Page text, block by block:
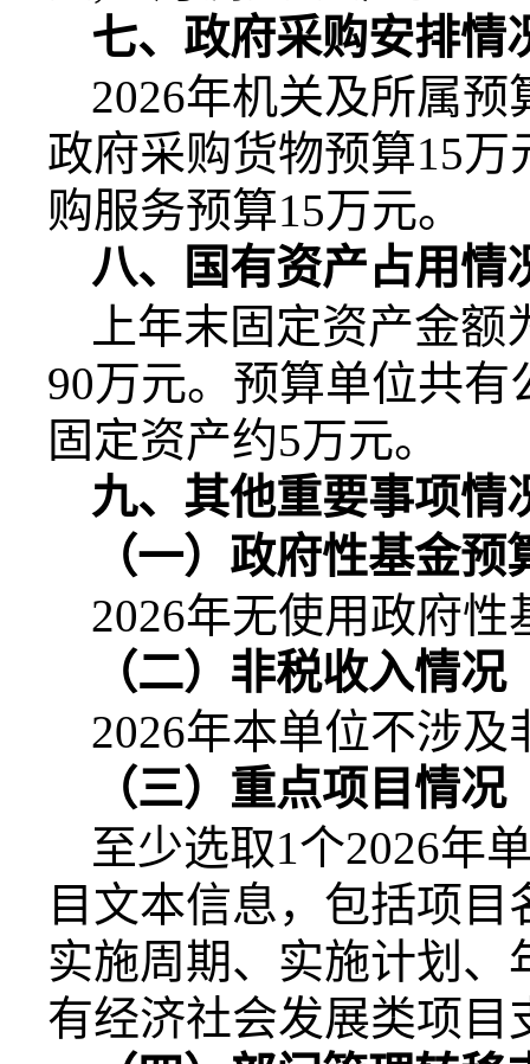
七、政府采购安排情
2026年机关及所属预
政府采购货物预算15万
购服务预算15万元。
八、国有资产占用情
上年末固定资产金
90万元。预算单位共有
固定资产约5万元。
九、其他重要事项情
（一）政府性基金
2026年无使用政府性
（二）非税收入情况
2026年本单位不涉及
（三）重点项目情况
至少选取1个2026年
目文本信息，包括项
实施周期、实施计划
有经济社会发展类项目